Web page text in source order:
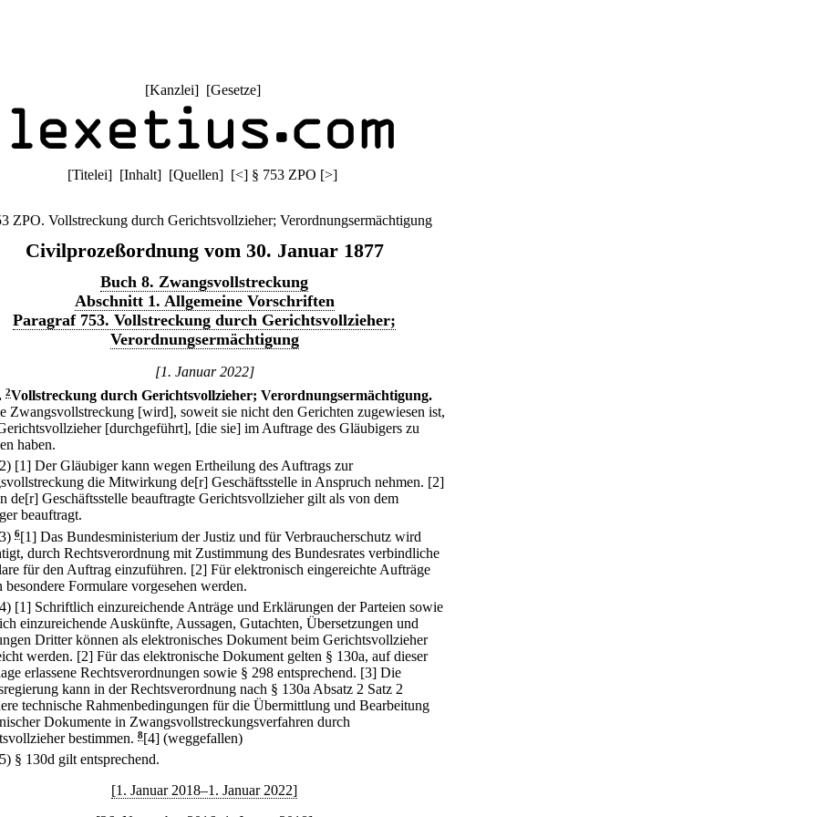
[Kanzlei] [Gesetze]
[Titelei] [Inhalt] [Quellen] [<] § 753 ZPO [>]
ZPO. Vollstreckung durch Gerichtsvollzieher; Verordnungsermächtigung
Civilprozeßordnung vom 30. Januar 1877
Buch 8. Zwangsvollstreckung
Abschnitt 1. Allgemeine Vorschriften
Paragraf 753. Vollstreckung durch Gerichtsvollzieher;
Verordnungsermächtigung
[1. Januar 2022]
2Vollstreckung durch Gerichtsvollzieher; Verordnungsermächtigung.
Zwangsvollstreckung [wird], soweit sie nicht den Gerichten zugewiesen ist,
[durchgeführt], [die sie] im Auftrage des Gläubigers zu
haben.
[1] Der Gläubiger kann wegen Ertheilung des Auftrags zur
die Mitwirkung de[r] Geschäftsstelle in Anspruch nehmen. [2]
de[r] Geschäftsstelle beauftragte Gerichtsvollzieher gilt als von dem
beauftragt.
6[1] Das Bundesministerium der Justiz und für Verbraucherschutz wird
durch Rechtsverordnung mit Zustimmung des Bundesrates verbindliche
für den Auftrag einzuführen. [2] Für elektronisch eingereichte Aufträge
besondere Formulare vorgesehen werden.
[1] Schriftlich einzureichende Anträge und Erklärungen der Parteien sowie
einzureichende Auskünfte, Aussagen, Gutachten, Übersetzungen und
Dritter können als elektronisches Dokument beim Gerichtsvollzieher
werden. [2] Für das elektronische Dokument gelten § 130a, auf dieser
erlassene Rechtsverordnungen sowie § 298 entsprechend. [3] Die
kann in der Rechtsverordnung nach § 130a Absatz 2 Satz 2
technische Rahmenbedingungen für die Übermittlung und Bearbeitung
Dokumente in Zwangsvollstreckungsverfahren durch
bestimmen. 8[4] (weggefallen)
§ 130d gilt entsprechend.
[1. Januar 2018–1. Januar 2022]